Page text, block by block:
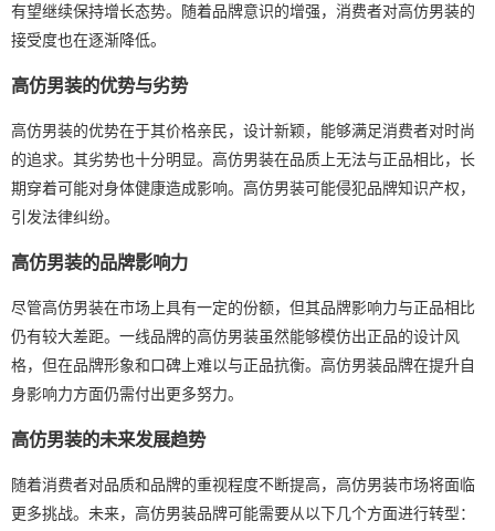
有望继续保持增长态势。随着品牌意识的增强，消费者对高仿男装的
接受度也在逐渐降低。
高仿男装的优势与劣势
高仿男装的优势在于其价格亲民，设计新颖，能够满足消费者对时尚
的追求。其劣势也十分明显。高仿男装在品质上无法与正品相比，长
期穿着可能对身体健康造成影响。高仿男装可能侵犯品牌知识产权，
引发法律纠纷。
高仿男装的品牌影响力
尽管高仿男装在市场上具有一定的份额，但其品牌影响力与正品相比
仍有较大差距。一线品牌的高仿男装虽然能够模仿出正品的设计风
格，但在品牌形象和口碑上难以与正品抗衡。高仿男装品牌在提升自
身影响力方面仍需付出更多努力。
高仿男装的未来发展趋势
随着消费者对品质和品牌的重视程度不断提高，高仿男装市场将面临
更多挑战。未来，高仿男装品牌可能需要从以下几个方面进行转型：